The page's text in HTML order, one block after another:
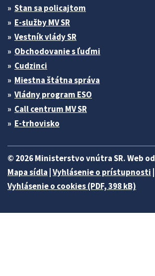
Stan sa policajtom
E-služby MV SR
Vestník vlády SR
Obchodovanie s ľuďmi
Cudzinci
Miestna štátna správa
Vládny program ESO
Call centrum MV SR
E-trhovisko
© 2026 Ministerstvo vnútra SR. Web od
Mapa sídla Vyhlásenie o prístupnosti
Vyhlásenie o cookies (PDF, 398 kB)